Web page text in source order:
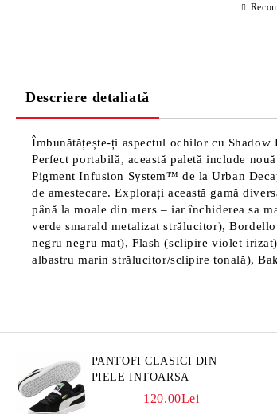
Descriere detaliată
Îmbunătățește-ți aspectul ochilor cu
Perfect portabilă, această paletă include
Pigment Infusion System™ de la Urban
de amestecare. Explorați această gamă
până la moale din mers – iar închiderea sa
verde smarald metalizat strălucitor),
negru negru mat), Flash (sclipire violet
albastru marin strălucitor/sclipire tonală),
PANTOFI CLASICI DIN
PIELE INTOARSA
120.00Lei